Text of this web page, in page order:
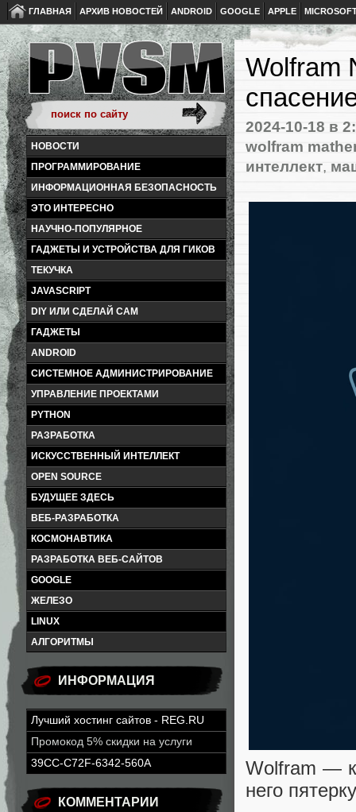
ГЛАВНАЯ АРХИВ НОВОСТЕЙ ANDROID GOOGLE APPLE
НОВОСТИ
ПРОГРАММИРОВАНИЕ
ИНФОРМАЦИОННАЯ БЕЗОПАСНОСТЬ
ЭТО ИНТЕРЕСНО
НАУЧНО-ПОПУЛЯРНОЕ
ГАДЖЕТЫ И УСТРОЙСТВА ДЛЯ ГИКОВ
ТЕКУЧКА
JAVASCRIPT
DIY ИЛИ СДЕЛАЙ САМ
ГАДЖЕТЫ
ANDROID
СИСТЕМНОЕ АДМИНИСТРИРОВАНИЕ
УПРАВЛЕНИЕ ПРОЕКТАМИ
PYTHON
РАЗРАБОТКА
ИСКУССТВЕННЫЙ ИНТЕЛЛЕКТ
OPEN SOURCE
БУДУЩЕЕ ЗДЕСЬ
ВЕБ-РАЗРАБОТКА
КОСМОНАВТИКА
РАЗРАБОТКА ВЕБ-САЙТОВ
GOOGLE
ЖЕЛЕЗО
LINUX
АЛГОРИТМЫ
ИНФОРМАЦИЯ
Лучший хостинг сайтов - REG.RU
Промокод 5% скидки на услуги
39CC-C72F-6342-560A
КОММЕНТАРИИ
Wolfram
2024-10-18 в
wolfram
интеллект,
Wolfram —
него